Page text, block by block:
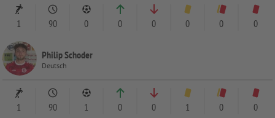
1 90 0 0 0 0 0 0
Philip Schoder
Deutsch
1 90 1 0 0 1 0 0